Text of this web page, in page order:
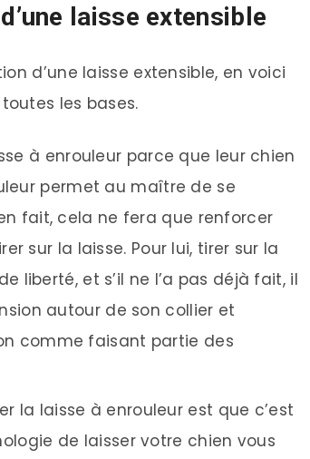
laisse extensible
d’une laisse extensible, en voici
les bases.
à enrouleur parce que leur chien
permet au maître de se
fait, cela ne fera que renforcer
sur la laisse. Pour lui, tirer sur la
liberté, et s’il ne l’a pas déjà fait, il
autour de son collier et
comme faisant partie des
la laisse à enrouleur est que c’est
de laisser votre chien vous